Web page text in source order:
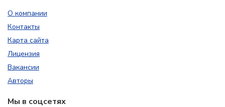
О компании
Контакты
Карта сайта
Лицензия
Вакансии
Авторы
Мы в соцсетях